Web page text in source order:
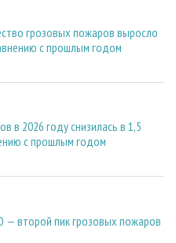
грозовых пожаров выросло
с прошлым годом
в 2026 году снизилась в 1,5
с прошлым годом
второй пик грозовых пожаров